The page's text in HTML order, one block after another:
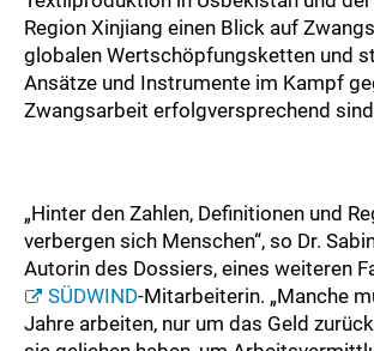
Region Xinjiang einen Blick auf
globalen Wertschöpfungsketten und
Ansätze und Instrumente im Kampf
Zwangsarbeit erfolgversprechend
„Hinter den Zahlen, Definitionen und
verbergen sich Menschen“, so Dr.
Autorin des Dossiers, eines weiteren
SÜDWIND-Mitarbeiterin. „Manche
Jahre arbeiten, nur um das Geld